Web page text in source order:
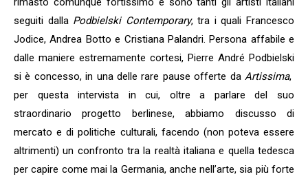
seguiti dalla Podbielski Contemporary, tra i quali Francesco
Jodice, Andrea Botto e Cristiana Palandri. Persona affabile e
dalle maniere estremamente cortesi, Pierre André Podbielski
si è concesso, in una delle rare pause offerte da Artissima,
per questa intervista in cui, oltre a parlare del suo
straordinario progetto berlinese, abbiamo discusso di
mercato e di politiche culturali, facendo (non poteva essere
altrimenti) un confronto tra la realtà italiana e quella tedesca
per capire come mai la Germania, anche nell’arte, sia più forte